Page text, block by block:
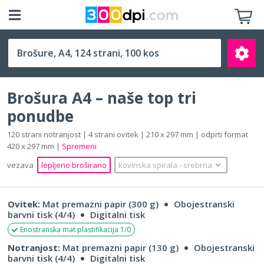
A4 (210 x 297 mm)
Išči
Brošura A4 – naše top tri
ponudbe
120 strani notranjost | 4 strani ovitek | 210 x 297 mm | odprti format
420 x 297 mm | Spremeni
vezava
lepljeno broširano kovinska spirala ‐ srebrna
Ovitek: Mat premazni papir (300 g)
Obojestranski
barvni tisk (4/4)
Digitalni tisk
Enostranska mat plastifikacija 1/0
Notranjost: Mat premazni papir (130 g)
Obojestranski
barvni tisk (4/4)
Digitalni tisk